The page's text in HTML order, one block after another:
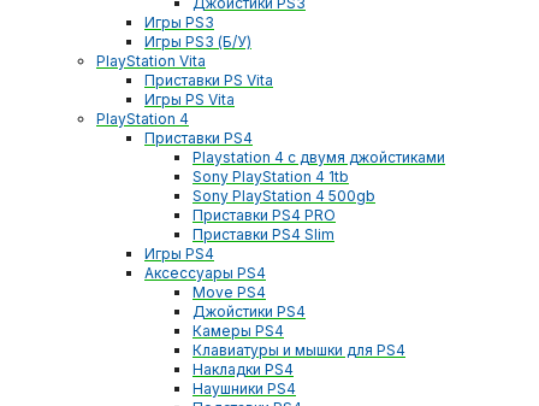
Игры PS3
Игры PS3 (Б/У)
PlayStation Vita
Приставки PS Vita
Игры PS Vita
PlayStation 4
Приставки PS4
Playstation 4 с двумя джойстиками
Sony PlayStation 4 1tb
Sony PlayStation 4 500gb
Приставки PS4 PRO
Приставки PS4 Slim
Игры PS4
Аксессуары PS4
Move PS4
Джойстики PS4
Камеры PS4
Клавиатуры и мышки для PS4
Накладки PS4
Наушники PS4